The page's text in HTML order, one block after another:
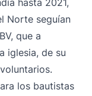
hasta 2021,
Norte seguían
que a
iglesia, de su
los bautistas